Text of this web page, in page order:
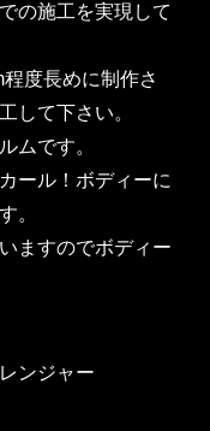
の施工を実現して
度長めに制作さ
して下さい。
ムです。
ール！ボディーに
。
ますのでボディー
ンジャー